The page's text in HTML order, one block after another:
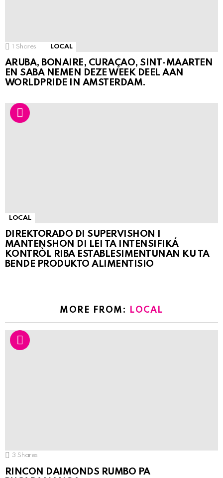
Shares LOCAL
ARUBA, BONAIRE, CURAÇAO, SINT-MAARTEN
EN SABA NEMEN DEZE WEEK DEEL AAN
WORLDPRIDE IN AMSTERDAM.
LOCAL
DIREKTORADO DI SUPERVISHON I
MANTENSHON DI LEI TA INTENSIFIKÁ
KONTRÒL RIBA ESTABLESIMENTUNAN KU TA
BENDE PRODUKTO ALIMENTISIO
MORE FROM: LOCAL
3 Shares
RINCON DAIMONDS RUMBO PA